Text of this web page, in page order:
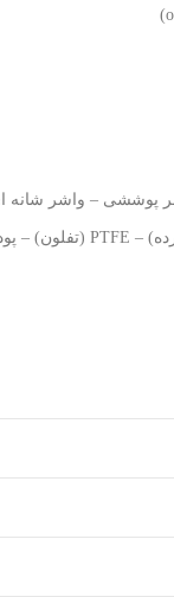
– واشر شانه ای